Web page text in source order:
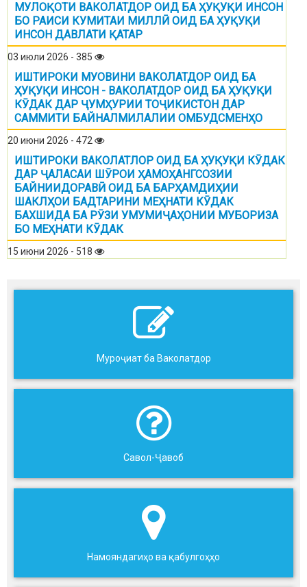
МУЛОҚОТИ ВАКОЛАТДОР ОИД БА ҲУҚУҚИ ИНСОН
БО РАИСИ КУМИТАИ МИЛЛӢ ОИД БА ҲУҚУҚИ
ИНСОН ДАВЛАТИ ҚАТАР
03 июли 2026 - 385
ИШТИРОКИ МУОВИНИ ВАКОЛАТДОР ОИД БА
ҲУҚУҚИ ИНСОН - ВАКОЛАТДОР ОИД БА ҲУҚУҚИ
КӮДАК ДАР ҶУМҲУРИИ ТОҶИКИСТОН ДАР
САММИТИ БАЙНАЛМИЛАЛИИ ОМБУДСМЕНҲО
20 июни 2026 - 472
ИШТИРОКИ ВАКОЛАТЛОР ОИД БА ҲУҚУҚИ КӮДАК
ДАР ҶАЛАСАИ ШӮРОИ ҲАМОҲАНГСОЗИИ
БАЙНИИДОРАВӢ ОИД БА БАРҲАМДИҲИИ
ШАКЛҲОИ БАДТАРИНИ МЕҲНАТИ КӮДАК
БАХШИДА БА РӮЗИ УМУМИҶАҲОНИИ МУБОРИЗА
БО МЕҲНАТИ КӮДАК
15 июни 2026 - 518
Муроҷиат ба Ваколатдор
Савол-Ҷавоб
Намояндагиҳо ва қабулгоҳҳо